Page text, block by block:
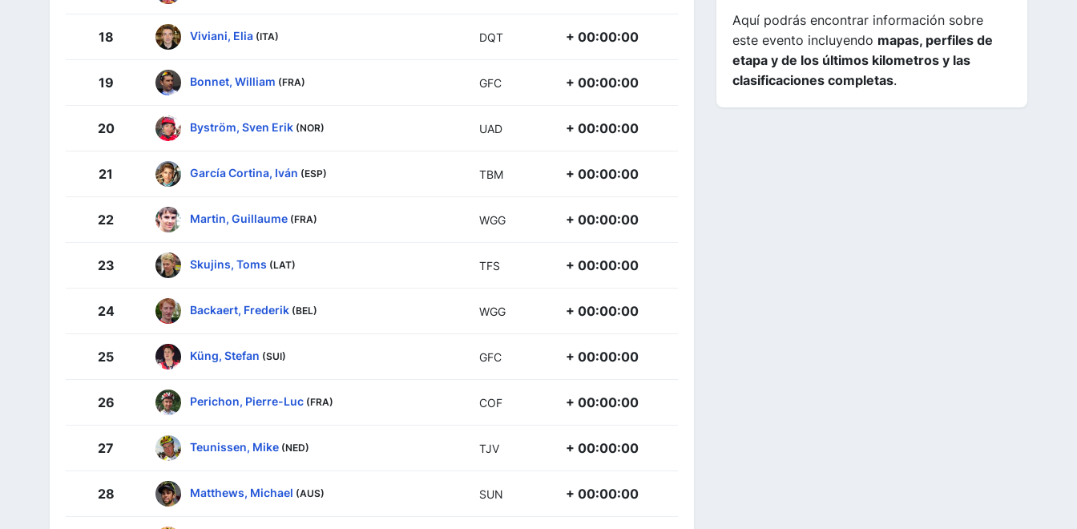
18 Viviani, Elia (ITA) DQT + 00:00:00
19 Bonnet, William (FRA) GFC + 00:00:00
20 Byström, Sven Erik (NOR) UAD + 00:00:00
21 García Cortina, Iván (ESP) TBM + 00:00:00
22 Martin, Guillaume (FRA) WGG + 00:00:00
23 Skujins, Toms (LAT) TFS + 00:00:00
24 Backaert, Frederik (BEL) WGG + 00:00:00
25 Küng, Stefan (SUI) GFC + 00:00:00
26 Perichon, Pierre-Luc (FRA) COF + 00:00:00
27 Teunissen, Mike (NED) TJV + 00:00:00
28 Matthews, Michael (AUS) SUN + 00:00:00
Aquí podrás encontrar información sobre
este evento incluyendo mapas, perfiles de
etapa y de los últimos kilometros y las
clasificaciones completas.